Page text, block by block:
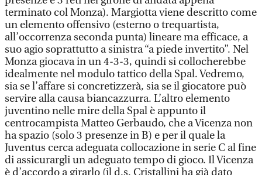
terminato col Monza). Margiotta viene descritto come
un elemento offensivo (esterno o trequartista,
all’occorrenza seconda punta) lineare ma efficace, a
suo agio soprattutto a sinistra “a piede invertito”. Nel
Monza giocava in un 4-3-3, quindi si collocherebbe
idealmente nel modulo tattico della Spal. Vedremo,
sia se l’affare si concretizzerà, sia se il giocatore può
servire alla causa biancazzurra. L’altro elemento
juventino nelle mire della Spal è appunto il
centrocampista Matteo Gerbaudo, che a Vicenza non
ha spazio (solo 3 presenze in B) e per il quale la
Juventus cerca adeguata collocazione in serie C al fine
di assicurargli un adeguato tempo di gioco. Il Vicenza
è d’accordo a girarlo (il d.s. Cristallini ha già dato